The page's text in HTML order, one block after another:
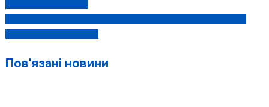
записів
Пов'язані новини